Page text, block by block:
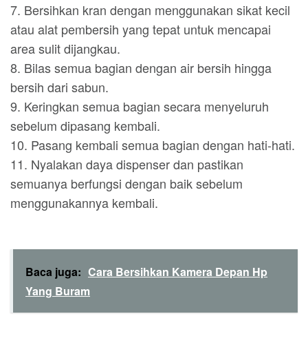
7. Bersihkan kran dengan menggunakan sikat kecil
atau alat pembersih yang tepat untuk mencapai
area sulit dijangkau.
8. Bilas semua bagian dengan air bersih hingga
bersih dari sabun.
9. Keringkan semua bagian secara menyeluruh
sebelum dipasang kembali.
10. Pasang kembali semua bagian dengan hati-hati.
11. Nyalakan daya dispenser dan pastikan
semuanya berfungsi dengan baik sebelum
menggunakannya kembali.
Baca juga: Cara Bersihkan Kamera Depan Hp
Yang Buram